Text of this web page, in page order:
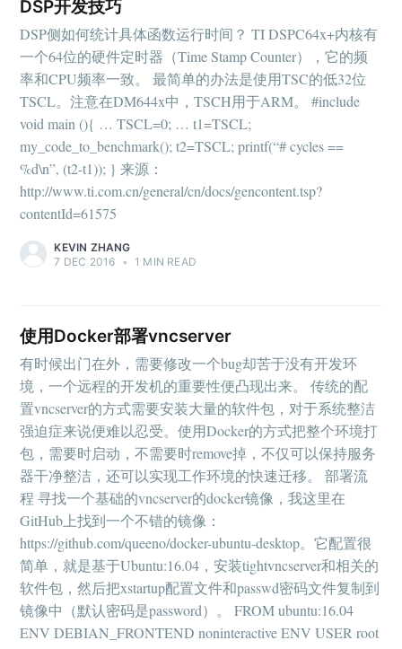
DSP开发技巧
DSP侧如何统计具体函数运行时间？ TI DSPC64x+内核有
一个64位的硬件定时器（Time Stamp Counter），它的频
率和CPU频率一致。 最简单的办法是使用TSC的低32位
TSCL。注意在DM644x中，TSCH用于ARM。 #include
void main (){ … TSCL=0; … t1=TSCL;
my_code_to_benchmark(); t2=TSCL; printf(“# cycles ==
%d\n”, (t2-t1)); } 来源：
http://www.ti.com.cn/general/cn/docs/gencontent.tsp?
contentId=61575
KEVIN ZHANG
7 DEC 2016 • 1 MIN READ
使用Docker部署vncserver
有时候出门在外，需要修改一个bug却苦于没有开发环
境，一个远程的开发机的重要性便凸现出来。 传统的配
置vncserver的方式需要安装大量的软件包，对于系统整洁
强迫症来说便难以忍受。使用Docker的方式把整个环境打
包，需要时启动，不需要时remove掉，不仅可以保持服务
器干净整洁，还可以实现工作环境的快速迁移。 部署流
程 寻找一个基础的vncserver的docker镜像，我这里在
GitHub上找到一个不错的镜像：
https://github.com/queeno/docker-ubuntu-desktop。它配置很
简单，就是基于Ubuntu:16.04，安装tightvncserver和相关的
软件包，然后把xstartup配置文件和passwd密码文件复制到
镜像中（默认密码是password）。 FROM ubuntu:16.04
ENV DEBIAN_FRONTEND noninteractive ENV USER root